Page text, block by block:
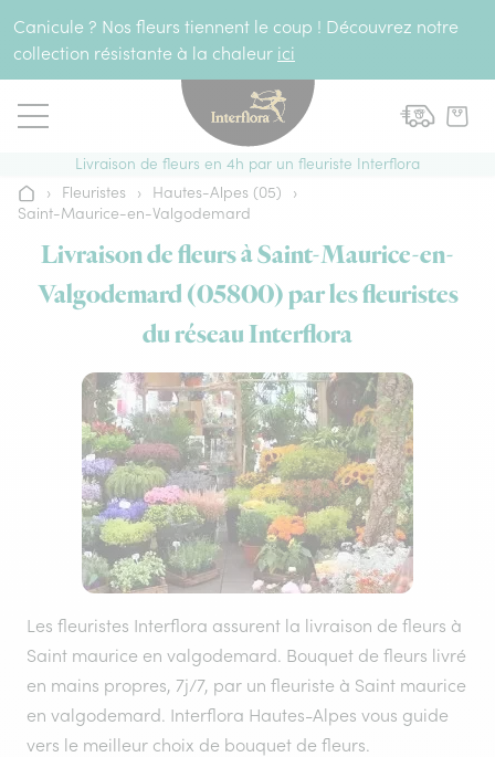
Canicule ? Nos fleurs tiennent le coup ! Découvrez notre
collection résistante à la chaleur ici
Livraison de fleurs en 4h par un fleuriste Interflora
Accueil
› Fleuristes › Hautes-Alpes (05)
›
Saint-Maurice-en-Valgodemard
Livraison de fleurs à Saint-Maurice-en-
Valgodemard (05800) par les fleuristes
du réseau Interflora
Les fleuristes Interflora assurent la livraison de fleurs à
Saint maurice en valgodemard. Bouquet de fleurs livré
en mains propres, 7j/7, par un fleuriste à Saint maurice
en valgodemard. Interflora Hautes-Alpes vous guide
vers le meilleur choix de bouquet de fleurs.